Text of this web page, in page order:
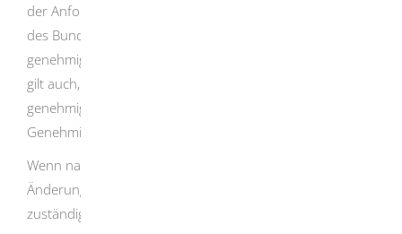
der Anforderungen der Genehmigungsvoraussetzungen
des Bundesimmissionsschutzgesetzes (BImSchG) für
genehmigungsbedürftige Anlagen sichergestellt ist. Dies
gilt auch, wenn eine genehmigte Anlage oder Teile einer
genehmigten Anlage im Rahmen der bestehenden
Genehmigung ausgetauscht werden.
Wenn nach Einschätzung des Betreibers die vorgesehene
Änderung nicht wesentlich ist, ist diese dennoch bei der
zuständigen Behörde anzuzeigen.